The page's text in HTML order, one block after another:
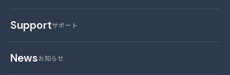
Supportサポート
Newsお知らせ